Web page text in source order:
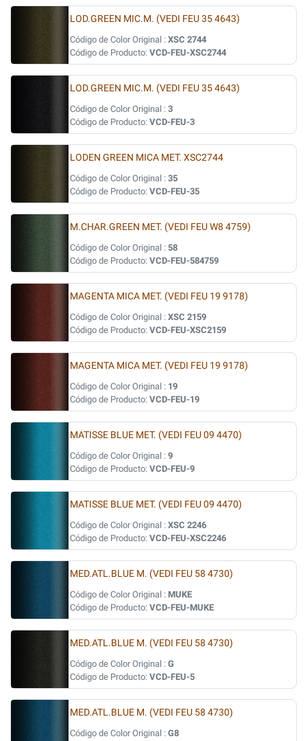
LOD.GREEN MIC.M. (VEDI FEU 35 4643)
Código de Color Original : XSC 2744
Código de Producto: VCD-FEU-XSC2744
LOD.GREEN MIC.M. (VEDI FEU 35 4643)
Código de Color Original : 3
Código de Producto: VCD-FEU-3
LODEN GREEN MICA MET. XSC2744
Código de Color Original : 35
Código de Producto: VCD-FEU-35
M.CHAR.GREEN MET. (VEDI FEU W8 4759)
Código de Color Original : 58
Código de Producto: VCD-FEU-584759
MAGENTA MICA MET. (VEDI FEU 19 9178)
Código de Color Original : XSC 2159
Código de Producto: VCD-FEU-XSC2159
MAGENTA MICA MET. (VEDI FEU 19 9178)
Código de Color Original : 19
Código de Producto: VCD-FEU-19
MATISSE BLUE MET. (VEDI FEU 09 4470)
Código de Color Original : 9
Código de Producto: VCD-FEU-9
MATISSE BLUE MET. (VEDI FEU 09 4470)
Código de Color Original : XSC 2246
Código de Producto: VCD-FEU-XSC2246
MED.ATL.BLUE M. (VEDI FEU 58 4730)
Código de Color Original : MUKE
Código de Producto: VCD-FEU-MUKE
MED.ATL.BLUE M. (VEDI FEU 58 4730)
Código de Color Original : G
Código de Producto: VCD-FEU-5
MED.ATL.BLUE M. (VEDI FEU 58 4730)
Código de Color Original : G8